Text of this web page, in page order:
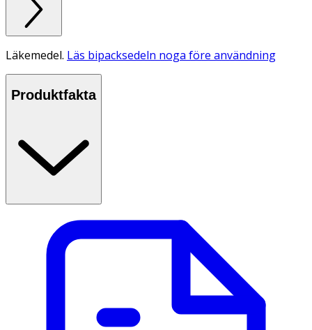
Läkemedel. Läs bipacksedeln noga före användning
Produktfakta